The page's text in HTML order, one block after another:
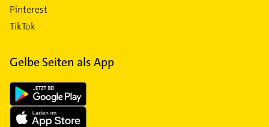
Pinterest
TikTok
Gelbe Seiten als App